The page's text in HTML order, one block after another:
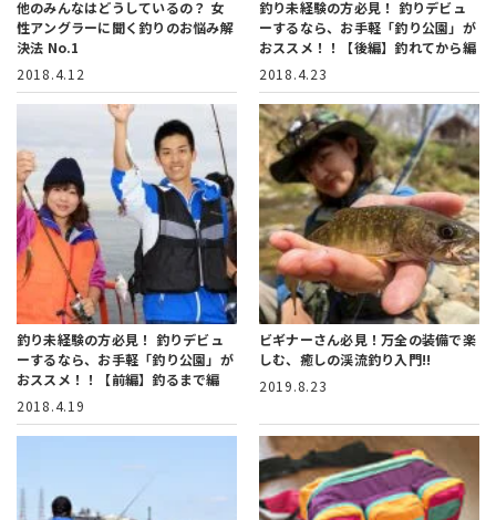
他のみんなはどうしているの？ 女
性アングラーに聞く釣りのお悩み解
決法 No.1
2018.4.12
釣り未経験の方必見！ 釣りデビュ
ーするなら、お手軽「釣り公園」が
おススメ！！【後編】釣れてから編
2018.4.23
釣り未経験の方必見！ 釣りデビュ
ーするなら、お手軽「釣り公園」が
おススメ！！【前編】釣るまで編
2018.4.19
ビギナーさん必見！万全の装備で楽
しむ、癒しの渓流釣り入門!!
2019.8.23